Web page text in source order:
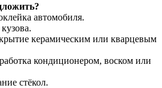
автомобиля.
керамическим или кварцевым
кондиционером, воском или
стёкол.